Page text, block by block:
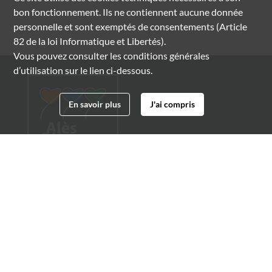
bon fonctionnement. Ils ne contiennent aucune donnée
personnelle et sont exemptés de consentements (Article
82 de la loi Informatique et Libertés).
Vous pouvez consulter les conditions générales
d’utilisation sur le lien ci-dessous.
En savoir plus J'ai compris